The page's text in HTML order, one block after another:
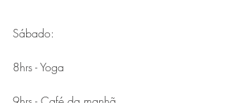
Sábado:
8hrs - Yoga